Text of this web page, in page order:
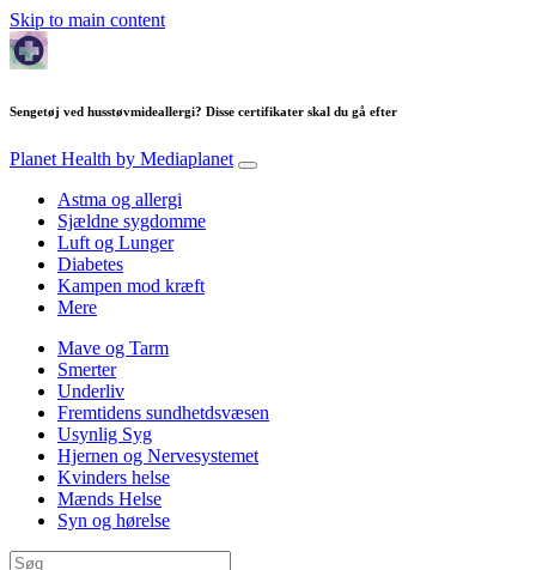
Skip to main content
Sengetøj ved husstøvmideallergi? Disse certifikater skal du gå efter
Planet Health by Mediaplanet
Astma og allergi
Sjældne sygdomme
Luft og Lunger
Diabetes
Kampen mod kræft
Mere
Mave og Tarm
Smerter
Underliv
Fremtidens sundhetdsvæsen
Usynlig Syg
Hjernen og Nervesystemet
Kvinders helse
Mænds Helse
Syn og hørelse